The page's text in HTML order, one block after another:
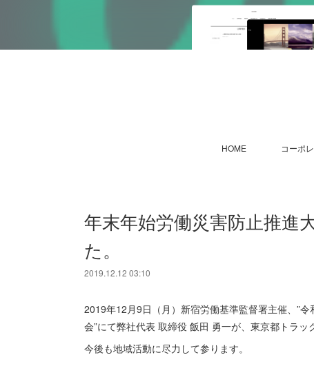
HOME コーポ
年末年始労働災害防止推進
た。
2019.12.12 03:10
2019年12月9日（月）新宿労働基準監督署主催、
会”にて弊社代表 取締役 飯田 勇一が、東京都トラッ
今後も地域活動に尽力して参ります。